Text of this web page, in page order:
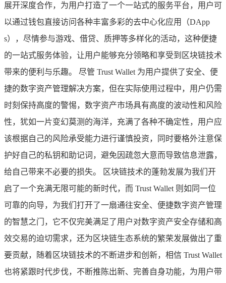
展开深度合作，为用户打造了一个一站式的服务平台，用户可
以通过钱包直接访问各种丰富多彩的去中心化应用（DApp
s），尽情参与游戏、借贷、质押等多样化的活动，这种便捷
的一站式服务体验，让用户能够充分领略和享受到区块链技术
带来的便利与乐趣。 尽管 Trust Wallet 为用户提供了安全、便
捷的数字资产管理解决方案，但在实际使用过程中，用户仍需
时刻保持高度的警惕，数字资产市场具有高度的波动性和风险
性，犹如一片变幻莫测的海洋，充满了各种不确定性，用户应
该根据自己的风险承受能力进行谨慎投资，同时要格外注意保
护好自己的私钥和助记词，避免因疏忽大意而导致信息泄露，
给自己带来不必要的损失。 区块链技术的蓬勃发展为我们开
启了一个充满无限可能的新时代，而 Trust Wallet 则如同一位
可靠的向导，为我们打开了一扇通往安全、便捷数字资产管理
的智慧之门，它不仅完美满足了用户对数字资产安全存储和高
效交易的迫切需求，还为区块链生态系统的繁荣发展做出了重
要贡献，随着区块链技术的不断进步和创新，相信 Trust Wallet
也将紧跟时代步伐，不断推陈出新、完善自身功能，为用户带